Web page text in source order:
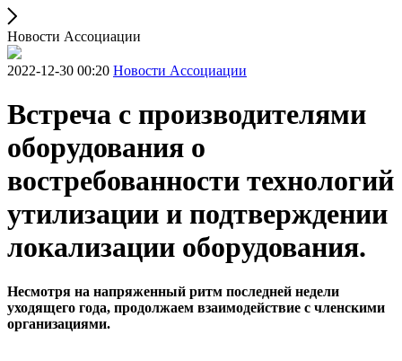
Новости Ассоциации
2022-12-30 00:20 Новости Ассоциации
Встреча с производителями
оборудования о
востребованности технологий
утилизации и подтверждении
локализации оборудования.
Несмотря на напряженный ритм последней недели
уходящего года, продолжаем взаимодействие с членскими
организациями.